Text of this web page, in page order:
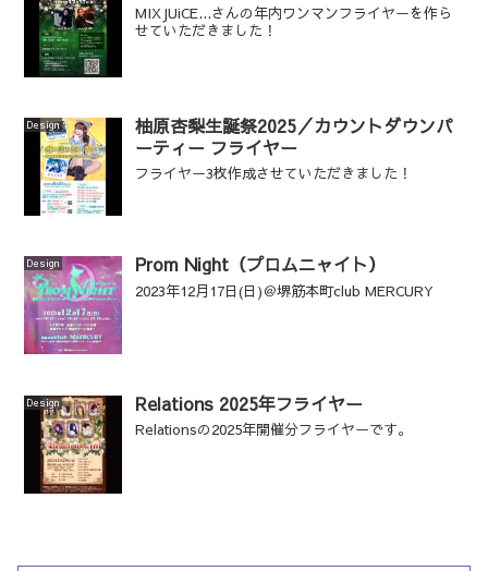
MIXJUiCE...さんの年内ワンマンフライヤーを作ら
せていただきました！
Design
柚原杏梨生誕祭2025／カウントダウンパ
ーティー フライヤー
フライヤー3枚作成させていただきました！
Design Prom Night（プロムニャイト）
2023年12月17日(日)＠堺筋本町club MERCURY
Design Relations 2025年フライヤー
Relationsの2025年開催分フライヤーです。